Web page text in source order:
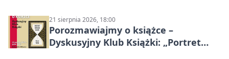
21 sierpnia 2026, 18:00
Porozmawiajmy o książce –
Dyskusyjny Klub Książki: „Portret